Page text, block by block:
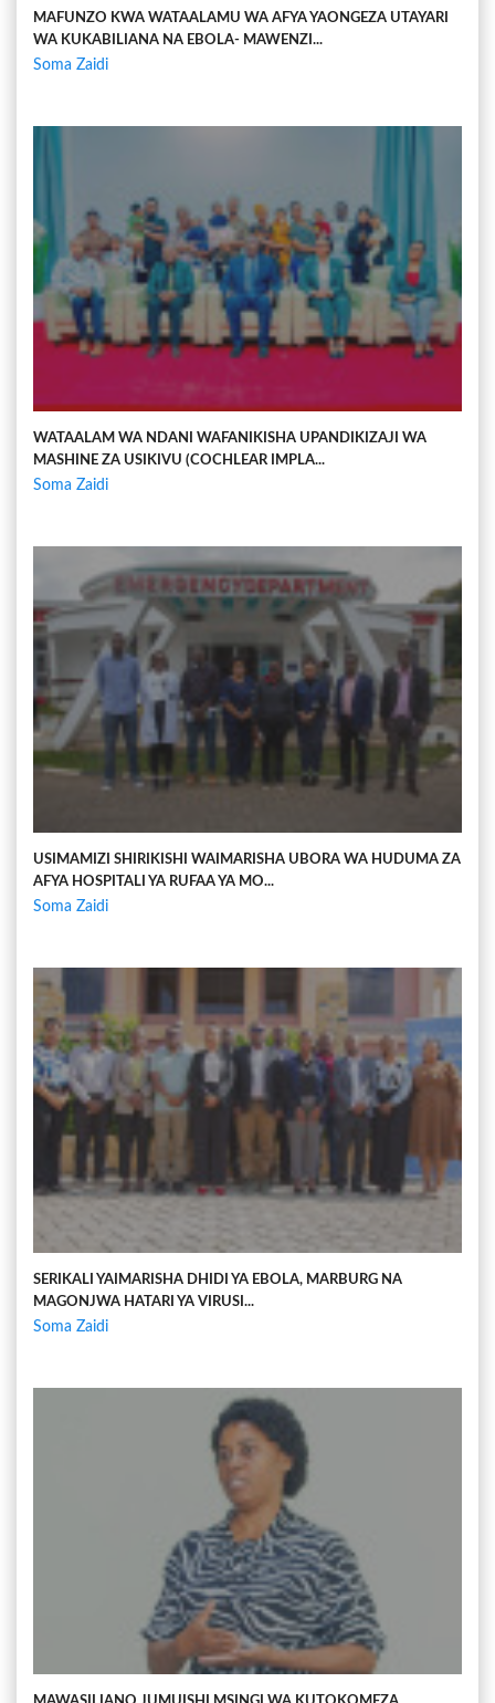
MAFUNZO KWA WATAALAMU WA AFYA YAONGEZA UTAYARI
WA KUKABILIANA NA EBOLA- MAWENZI...
Soma Zaidi
WATAALAM WA NDANI WAFANIKISHA UPANDIKIZAJI WA
MASHINE ZA USIKIVU (COCHLEAR IMPLA...
Soma Zaidi
USIMAMIZI SHIRIKISHI WAIMARISHA UBORA WA HUDUMA ZA
AFYA HOSPITALI YA RUFAA YA MO...
Soma Zaidi
SERIKALI YAIMARISHA DHIDI YA EBOLA, MARBURG NA
MAGONJWA HATARI YA VIRUSI...
Soma Zaidi